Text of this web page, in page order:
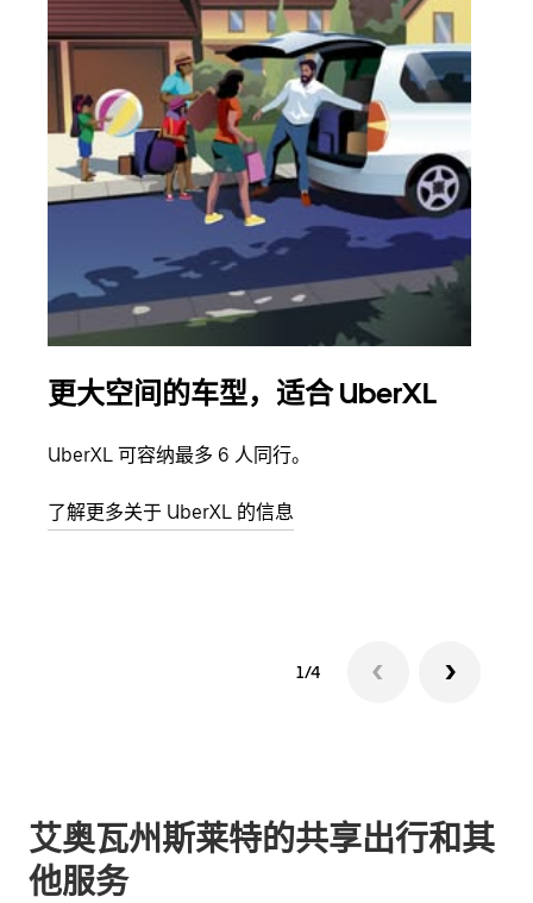
更大空间的车型，适合 UberXL
UberXL 可容纳最多 6 人同行。
了解更多关于 UberXL 的信息
1/4
艾奥瓦州斯莱特的共享出行和其
他服务